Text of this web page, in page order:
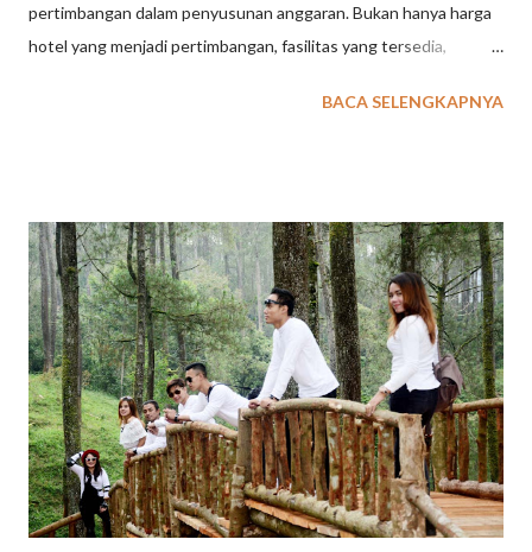
pertimbangan dalam penyusunan anggaran. Bukan hanya harga
hotel yang menjadi pertimbangan, fasilitas yang tersedia,
menjadi bahan pertimbangan. Kota Bandung saat ini
Family Gathering, dsb. Berikut ini kami sampaikan beberapa
daftar hotel yang ada di Bandung, semoga dapat mebantu Anda.
1. The Trans Luxury Hotel Berlokasi di Jalan Gatot Subroto 289,
yang merupakan pusat kota Bandung, Hotel bintang 5 di
Bandung ini mendapat predikat sebagai Hotel Bintang 5 di
Bandung yang paling baik. Ada banyak variasi paket kamar yang
ditawarkan, antara lain: premier room, premier room plus sarapan
pagi, club premier, premier room plus 2 tiket Trans...
BACA SELENGKAPNYA